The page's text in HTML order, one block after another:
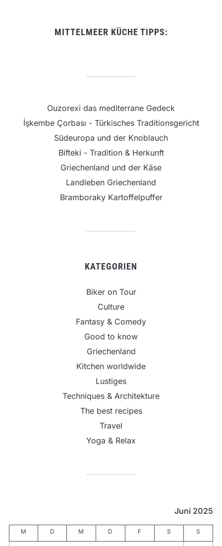
MITTELMEER KÜCHE TIPPS:
Ouzorexi das mediterrane Gedeck
İşkembe Çorbası - Türkisches Traditionsgericht
Südeuropa und der Knoblauch
Bifteki - Tradition & Herkunft
Griechenland und der Käse
Landleben Griechenland
Bramboraky Kartoffelpuffer
KATEGORIEN
Biker on Tour
Culture
Fantasy & Comedy
Good to know
Griechenland
Kitchen worldwide
Lustiges
Techniques & Architekture
The best recipes
Travel
Yoga & Relax
Juni 2025
M D M D F S S